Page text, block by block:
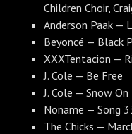
Children Choir,
Anderson Paak —
Beyoncé — Black
XXXTentacion —
J. Cole — Be Free
J. Cole — Snow
Noname — Song
The Chicks —